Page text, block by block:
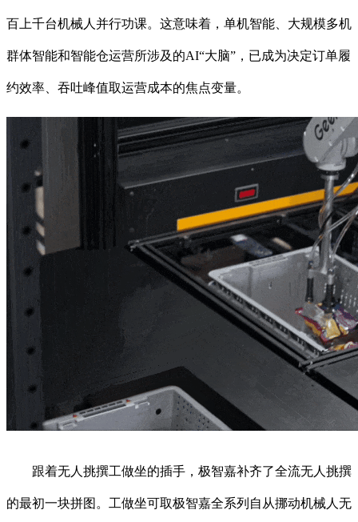
百上千台机械人并行功课。这意味着，单机智能、大规模多机
群体智能和智能仓运营所涉及的AI“大脑”，已成为决定订单履
约效率、吞吐峰值取运营成本的焦点变量。
跟着无人挑撰工做坐的插手，极智嘉补齐了全流无人挑撰
的最初一块拼图。工做坐可取极智嘉全系列自从挪动机械人无